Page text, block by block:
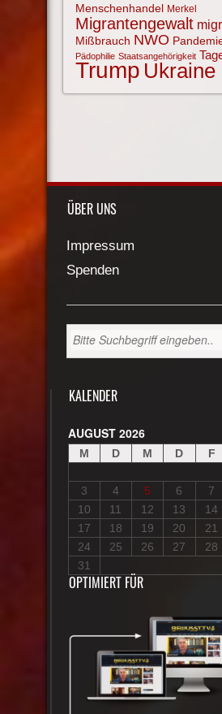
Menschenhandel Merkel
Migrantengewalt
Mißbrauch NWO
Pädophilie Staatsangehörigkeit
Trump Ukraine
ÜBER UNS
Impressum
Spenden
KALENDER
AUGUST 2026
M D M D F
3
4 5 6 7
10
11 12 13 14
17
18 19 20 21
24
25 26 27 28
31
OPTIMIERT FÜR